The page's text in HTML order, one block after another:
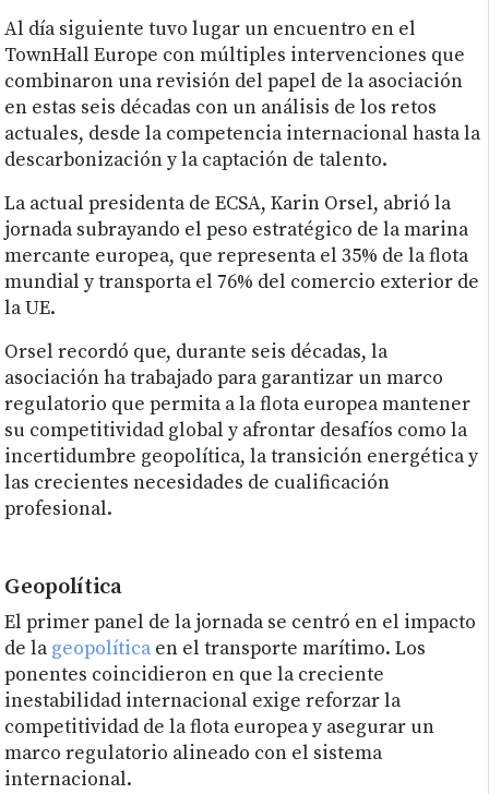
Al día siguiente tuvo lugar un encuentro en el
TownHall Europe con múltiples intervenciones que
combinaron una revisión del papel de la asociación
en estas seis décadas con un análisis de los retos
actuales, desde la competencia internacional hasta la
descarbonización y la captación de talento.
La actual presidenta de ECSA, Karin Orsel, abrió la
jornada subrayando el peso estratégico de la marina
mercante europea, que representa el 35% de la flota
mundial y transporta el 76% del comercio exterior de
la UE.
Orsel recordó que, durante seis décadas, la
asociación ha trabajado para garantizar un marco
regulatorio que permita a la flota europea mantener
su competitividad global y afrontar desafíos como la
incertidumbre geopolítica, la transición energética y
las crecientes necesidades de cualificación
profesional.
Geopolítica
El primer panel de la jornada se centró en el impacto
de la geopolítica en el transporte marítimo. Los
ponentes coincidieron en que la creciente
inestabilidad internacional exige reforzar la
competitividad de la flota europea y asegurar un
marco regulatorio alineado con el sistema
internacional.